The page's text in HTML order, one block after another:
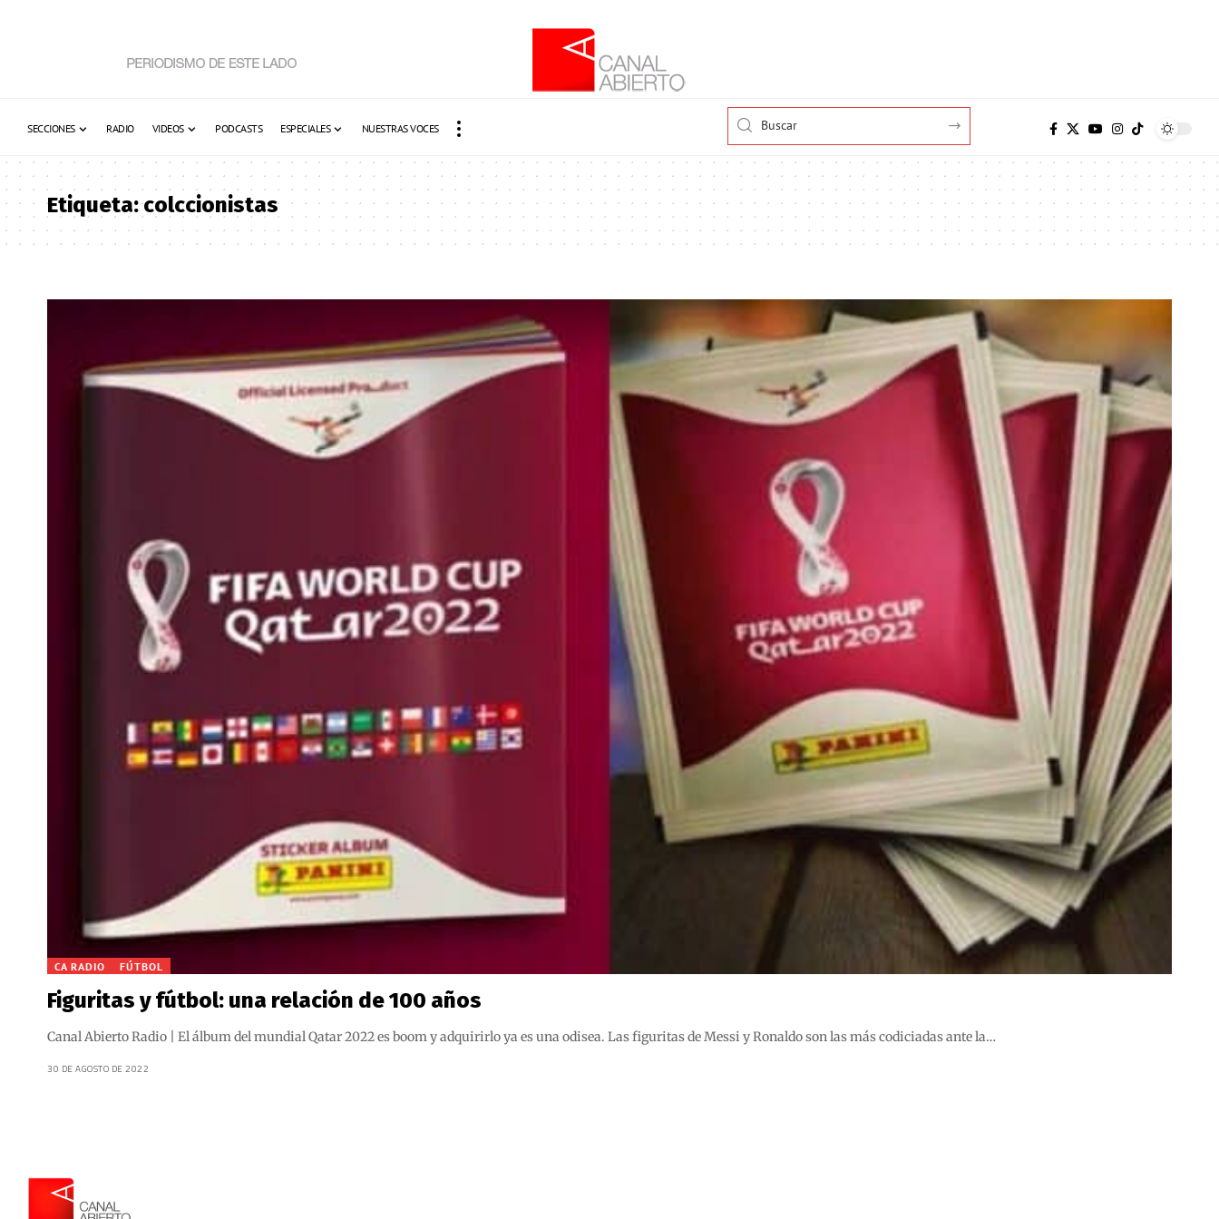
SECCIONES RADIO VIDEOS PODCASTS ESPECIALES NUESTRAS VOCES
Etiqueta:colccionistas
CA RADIO FÚTBOL
Figuritas y fútbol: una relación de 100 años
Canal Abierto Radio | El álbum del mundial Qatar 2022 es boom y adquirirlo ya es una odisea. Las figuritas de Messi y Ronaldo son las más codiciadas ante la…
30 DE AGOSTO DE 2022